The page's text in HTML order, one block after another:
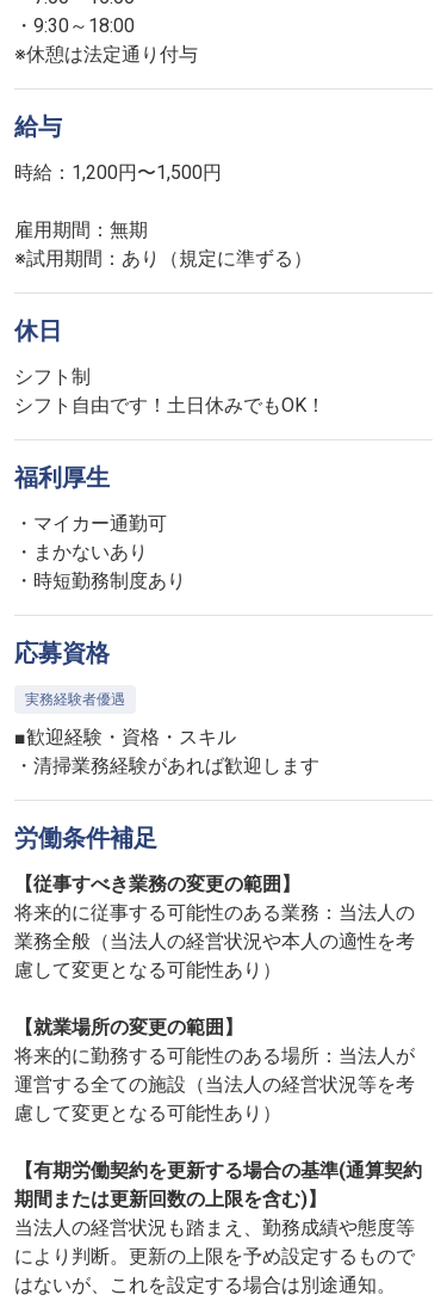
・9:30～18:00
※休憩は法定通り付与
給与
時給：1,200円〜1,500円
雇用期間：無期
※試用期間：あり（規定に準ずる）
休日
シフト制
シフト自由です！土日休みでもOK！
福利厚生
・マイカー通勤可
・まかないあり
・時短勤務制度あり
応募資格
実務経験者優遇
■歓迎経験・資格・スキル
・清掃業務経験があれば歓迎します
労働条件補足
【従事すべき業務の変更の範囲】
将来的に従事する可能性のある業務：当法人の
業務全般（当法人の経営状況や本人の適性を考
慮して変更となる可能性あり）
【就業場所の変更の範囲】
将来的に勤務する可能性のある場所：当法人が
運営する全ての施設（当法人の経営状況等を考
慮して変更となる可能性あり）
【有期労働契約を更新する場合の基準(通算契約
期間または更新回数の上限を含む)】
当法人の経営状況も踏まえ、勤務成績や態度等
により判断。更新の上限を予め設定するもので
はないが、これを設定する場合は別途通知。